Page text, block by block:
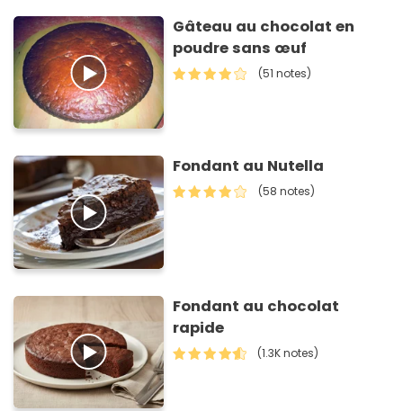
Gâteau au chocolat en
poudre sans œuf
(51 notes)
Fondant au Nutella
(58 notes)
Fondant au chocolat
rapide
(1.3K notes)